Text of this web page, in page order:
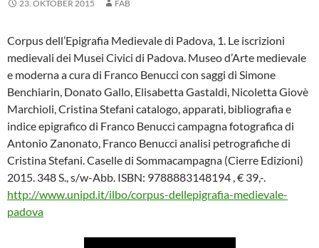
23. OKTOBER 2015 FAB
Corpus dell’Epigrafia Medievale di Padova, 1. Le iscrizioni
medievali dei Musei Civici di Padova. Museo d’Arte medievale
e moderna a cura di Franco Benucci con saggi di Simone
Benchiarin, Donato Gallo, Elisabetta Gastaldi, Nicoletta Giovè
Marchioli, Cristina Stefani catalogo, apparati, bibliografia e
indice epigrafico di Franco Benucci campagna fotografica di
Antonio Zanonato, Franco Benucci analisi petrografiche di
Cristina Stefani. Caselle di Sommacampagna (Cierre Edizioni)
2015. 348 S., s/w-Abb. ISBN: 9788883148194 , € 39,-.
http://www.unipd.it/ilbo/corpus-dellepigrafia-medievale-
padova